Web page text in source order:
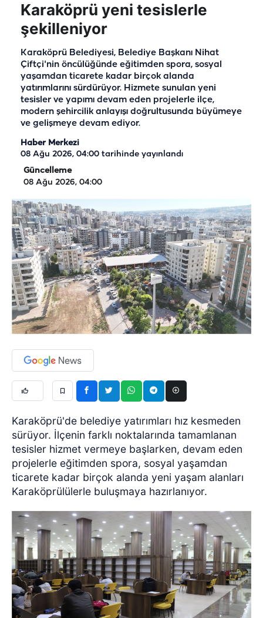
Karaköprü yeni tesislerle
şekilleniyor
Karaköprü Belediyesi, Belediye Başkanı Nihat
Çiftçi'nin öncülüğünde eğitimden spora, sosyal
yaşamdan ticarete kadar birçok alanda
yatırımlarını sürdürüyor. Hizmete sunulan yeni
tesisler ve yapımı devam eden projelerle ilçe,
modern şehircilik anlayışı doğrultusunda büyümeye
ve gelişmeye devam ediyor.
Haber Merkezi
08 Ağu 2026, 04:00 tarihinde yayınlandı
Güncelleme
08 Ağu 2026, 04:00
Karaköprü'de belediye yatırımları hız kesmeden
sürüyor. İlçenin farklı noktalarında tamamlanan
tesisler hizmet vermeye başlarken, devam eden
projelerle eğitimden spora, sosyal yaşamdan
ticarete kadar birçok alanda yeni yaşam alanları
Karaköprülülerle buluşmaya hazırlanıyor.